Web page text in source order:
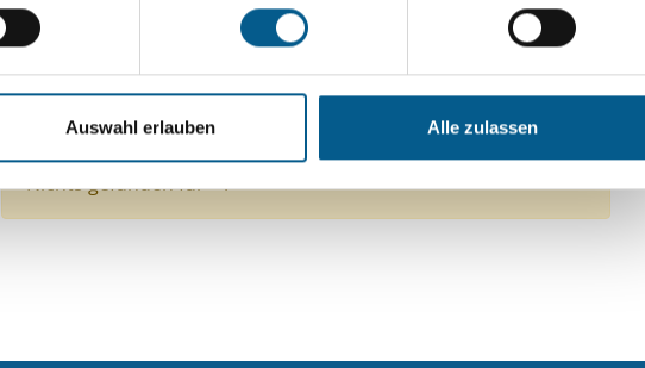
Auswahl erlauben Alle zulassen
Aktive Filter:
Themen: Politische Bildung & Demokratie
Themen: Kirchliche Zwecke
Themen: Heimatpflege
Nichts gefunden für "".